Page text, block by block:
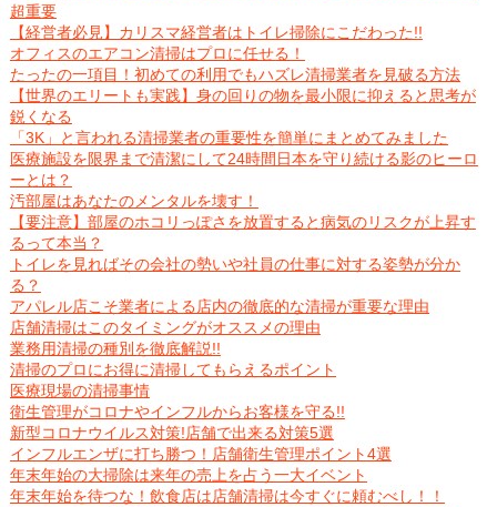
超重要
【経営者必見】カリスマ経営者はトイレ掃除にこだわった!!
オフィスのエアコン清掃はプロに任せる！
たったの一項目！初めての利用でもハズレ清掃業者を見破る方法
【世界のエリートも実践】身の回りの物を最小限に抑えると思考が
鋭くなる
「3K」と言われる清掃業者の重要性を簡単にまとめてみました
医療施設を限界まで清潔にして24時間日本を守り続ける影のヒーロ
ーとは？
汚部屋はあなたのメンタルを壊す！
【要注意】部屋のホコリっぽさを放置すると病気のリスクが上昇す
るって本当？
トイレを見ればその会社の勢いや社員の仕事に対する姿勢が分か
る？
アパレル店こそ業者による店内の徹底的な清掃が重要な理由
店舗清掃はこのタイミングがオススメの理由
業務用清掃の種別を徹底解説!!
清掃のプロにお得に清掃してもらえるポイント
医療現場の清掃事情
衛生管理がコロナやインフルからお客様を守る!!
新型コロナウイルス対策!店舗で出来る対策5選
インフルエンザに打ち勝つ！店舗衛生管理ポイント4選
年末年始の大掃除は来年の売上を占う一大イベント
年末年始を待つな！飲食店は店舗清掃は今すぐに頼むべし！！